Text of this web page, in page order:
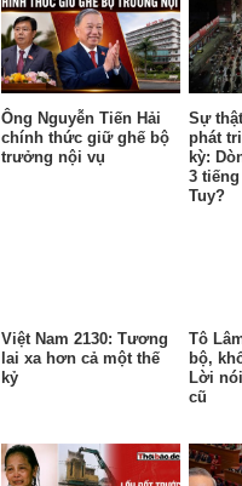
Ông Nguyễn Tiến Hải
chính thức giữ ghế bộ
trưởng nội vụ
Sự
phát
kỳ:
3
Tuy?
Việt Nam 2130: Tương
lai xa hơn cả một thế
kỷ
Tô
bộ,
Lời
cũ